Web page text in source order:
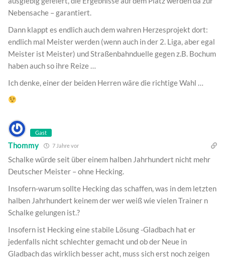
Nebensache – garantiert.
Dann klappt es endlich auch dem wahren Herzesprojekt dort:
endlich mal Meister werden (wenn auch in der 2. Liga, aber egal
Meister ist Meister) und Straßenbahnduelle gegen z.B. Bochum
haben auch so ihre Reize …
Ich denke, einer der beiden Herren wäre die richtige Wahl …
Gast
Thommy 7 Jahre vor
Schalke würde seit über einem halben Jahrhundert nicht mehr
Deutscher Meister – ohne Hecking.
Insofern-warum sollte Hecking das schaffen, was in dem letzten
halben Jahrhundert keinem der wer weiß wie vielen Trainer n
Schalke gelungen ist.?
Insofern ist Hecking eine stabile Lösung -Gladbach hat er
jedenfalls nicht schlechter gemacht und ob der Neue in
Gladbach das wirklich besser acht, muss sich erst noch zeigen